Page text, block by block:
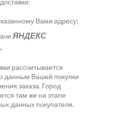
Вами адресу;
ЯНДЕКС
рассчитывается
данным Вашей покупки
заказа. Город
там же на этапе
данных покупателя.